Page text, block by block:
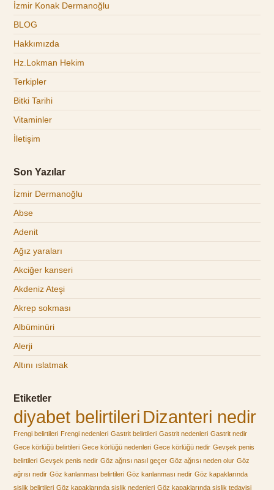
İzmir Konak Dermanoğlu
BLOG
Hakkımızda
Hz.Lokman Hekim
Terkipler
Bitki Tarihi
Vitaminler
İletişim
Son Yazılar
İzmir Dermanoğlu
Abse
Adenit
Ağız yaraları
Akciğer kanseri
Akdeniz Ateşi
Akrep sokması
Albüminüri
Alerji
Altını ıslatmak
Etiketler
diyabet belirtileri Dizanteri nedir
Frengi belirtileri Frengi nedenleri Gastrit belirtileri Gastrit nedenleri Gastrit nedir
Gece körlüğü belirtileri Gece körlüğü nedenleri Gece körlüğü nedir Gevşek penis
belirtileri Gevşek penis nedir Göz ağrısı nasıl geçer Göz ağrısı neden olur Göz
ağrısı nedir Göz kanlanması belirtileri Göz kanlanması nedir Göz kapaklarında
şişlik belirtileri Göz kapaklarında şişlik nedenleri Göz kapaklarında şişlik tedavisi